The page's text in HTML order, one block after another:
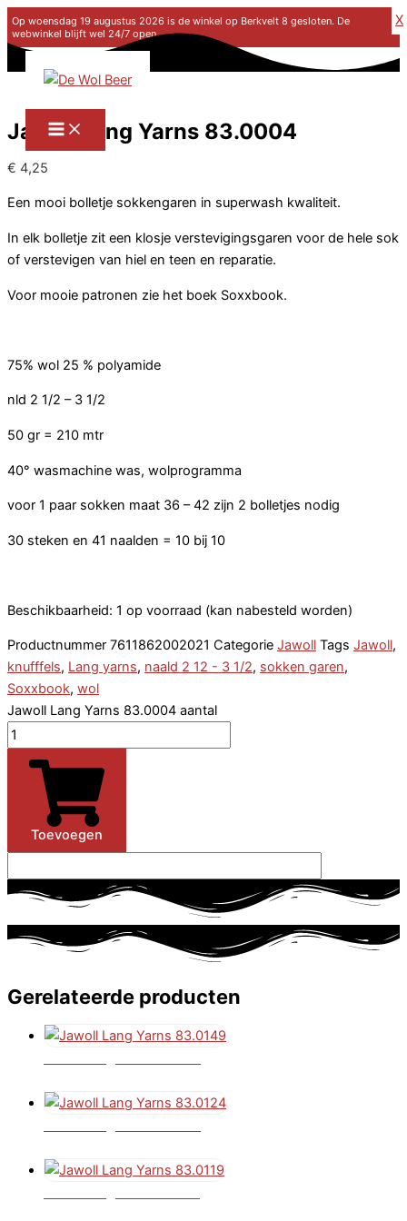
Op woensdag 19 augustus 2026 is de winkel op Berkvelt 8 gesloten. De
webwinkel blijft wel 24/7 open.
X
Jawoll Lang Yarns 83.0004
€ 4,25
Een mooi bolletje sokkengaren in superwash kwaliteit.
In elk bolletje zit een klosje verstevigingsgaren voor de hele sok
of verstevigen van hiel en teen en reparatie.
Voor mooie patronen zie het boek Soxxbook.
75% wol 25 % polyamide
nld 2 1/2 – 3 1/2
50 gr = 210 mtr
40° wasmachine was, wolprogramma
voor 1 paar sokken maat 36 – 42 zijn 2 bolletjes nodig
30 steken en 41 naalden = 10 bij 10
Beschikbaarheid: 1 op voorraad (kan nabesteld worden)
Productnummer 7611862002021 Categorie Jawoll Tags Jawoll,
knufffels, Lang yarns, naald 2 12 - 3 1/2, sokken garen,
Soxxbook, wol
Jawoll Lang Yarns 83.0004 aantal
Toevoegen
Gerelateerde producten